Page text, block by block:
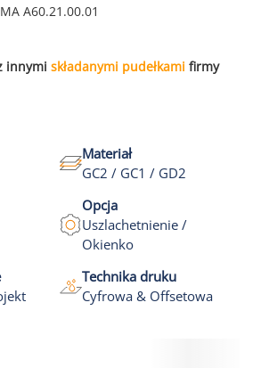
A60.21.00.01
innymi składanymi pudełkami firmy
Materiał
GC2 / GC1 / GD2
Opcja
Uszlachetnienie /
Okienko
Technika druku
Cyfrowa & Offsetowa